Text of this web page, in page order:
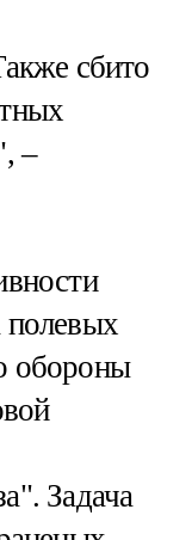
сбито
–
полевых
обороны
Задача